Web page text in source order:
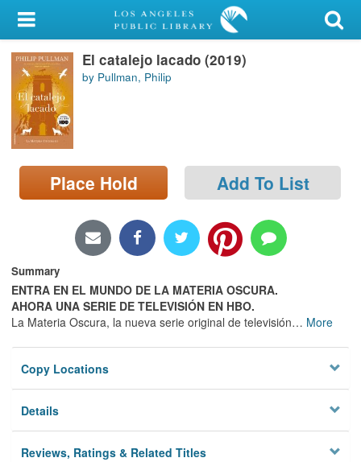
My Account
Library Card
Sign In
Search
Locations/Hours (external
page)
El catalejo lacado (2019)
by Pullman, Philip
Place Hold Add To List
Summary
ENTRA EN EL MUNDO DE LA MATERIA OSCURA.
AHORA UNA SERIE DE TELEVISIÓN EN HBO.
La Materia Oscura, la nueva serie original de televisión… More
Copy Locations
Details
Reviews, Ratings & Related Titles